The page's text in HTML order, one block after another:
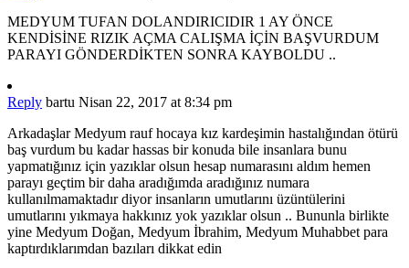
MEDYUM TUFAN DOLANDIRICIDIR 1 AY ÖNCE
KENDİSİNE RIZIK AÇMA CALIŞMA İÇİN BAŞVURDUM
PARAYI GÖNDERDİKTEN SONRA KAYBOLDU ..
Reply bartu Nisan 22, 2017 at 8:34 pm
Arkadaşlar Medyum rauf hocaya kız kardeşimin hastalığından ötürü
baş vurdum bu kadar hassas bir konuda bile insanlara bunu
yapmatığınız için yazıklar olsun hesap numarasını aldım hemen
parayı geçtim bir daha aradığımda aradığınız numara
kullanılmamaktadır diyor insanların umutlarını üzüntülerini
umutlarını yıkmaya hakkınız yok yazıklar olsun .. Bununla birlikte
yine Medyum Doğan, Medyum İbrahim, Medyum Muhabbet para
kaptırdıklarımdan bazıları dikkat edin